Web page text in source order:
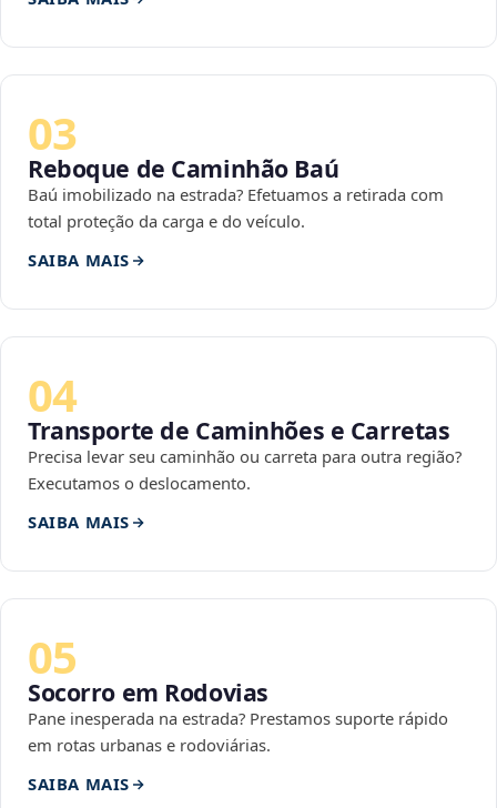
03
Reboque de Caminhão Baú
Baú imobilizado na estrada? Efetuamos a retirada com
total proteção da carga e do veículo.
SAIBA MAIS
04
Transporte de Caminhões e Carretas
Precisa levar seu caminhão ou carreta para outra região?
Executamos o deslocamento.
SAIBA MAIS
05
Socorro em Rodovias
Pane inesperada na estrada? Prestamos suporte rápido
em rotas urbanas e rodoviárias.
SAIBA MAIS